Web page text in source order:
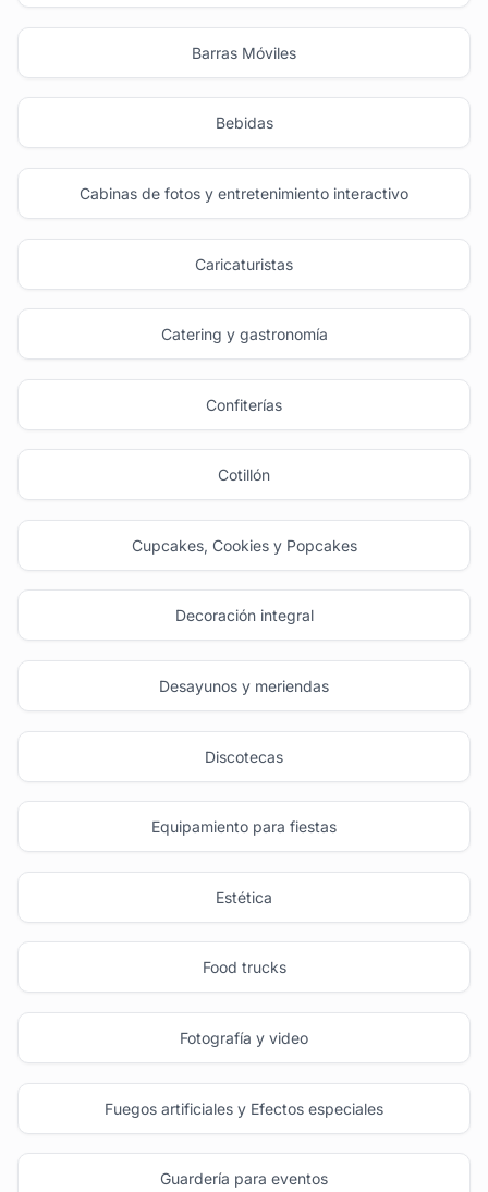
Barras Móviles
Bebidas
Cabinas de fotos y entretenimiento interactivo
Caricaturistas
Catering y gastronomía
Confiterías
Cotillón
Cupcakes, Cookies y Popcakes
Decoración integral
Desayunos y meriendas
Discotecas
Equipamiento para fiestas
Estética
Food trucks
Fotografía y video
Fuegos artificiales y Efectos especiales
Guardería para eventos